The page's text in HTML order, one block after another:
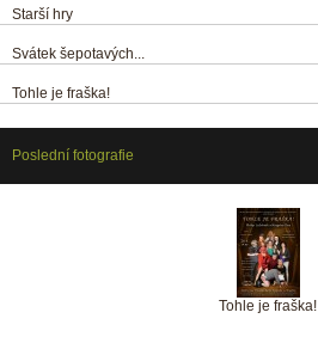
Starší hry
Svátek šepotavých...
Tohle je fraška!
Poslední fotografie
Tohle je fraška!